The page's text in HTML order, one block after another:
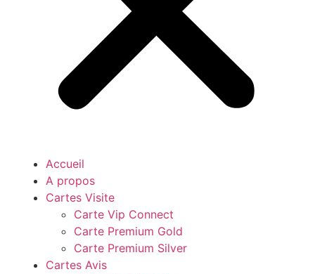
Accueil
A propos
Cartes Visite
Carte Vip Connect
Carte Premium Gold
Carte Premium Silver
Cartes Avis